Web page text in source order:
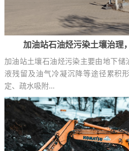
加油站石油烃污染土壤治理
加油站土壤石油烃污染主要由地下储
液残留及油气冷凝沉降等途径累积
定、疏水吸附...